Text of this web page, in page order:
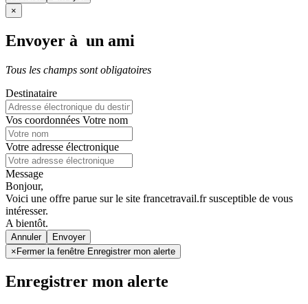
×
Envoyer à un ami
Tous les champs sont obligatoires
Destinataire
Vos coordonnées Votre nom
Votre adresse électronique
Message
Bonjour,
Voici une offre parue sur le site francetravail.fr susceptible de vous
intéresser.
A bientôt.
Annuler
× Fermer la fenêtre Enregistrer mon alerte
Enregistrer mon alerte